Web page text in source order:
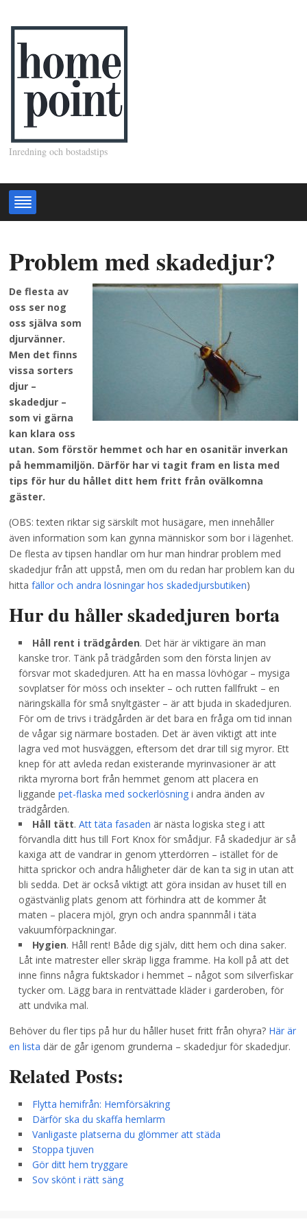
Inredning och bostadstips
Problem med skadedjur?
De flesta av
oss ser nog
oss själva som
djurvänner.
Men det finns
vissa sorters
djur –
skadedjur –
som vi gärna
kan klara oss
utan. Som förstör hemmet och har en osanitär inverkan
på hemmamiljön. Därför har vi tagit fram en lista med
tips för hur du hållet ditt hem fritt från ovälkomna
gäster.
(OBS: texten riktar sig särskilt mot husägare, men innehåller
även information som kan gynna människor som bor i lägenhet.
De flesta av tipsen handlar om hur man hindrar problem med
skadedjur från att uppstå, men om du redan har problem kan du
hittafällor och andra lösningar hos skadedjursbutiken)
Hur du håller skadedjuren borta
Håll rent i trädgården. Det här är viktigare än man
kanske tror. Tänk på trädgården som den första linjen av
försvar mot skadedjuren. Att ha en massa lövhögar – mysiga
sovplatser för möss och insekter – och rutten fallfrukt – en
näringskälla för små snyltgäster – är att bjuda in skadedjuren.
För om de trivs i trädgården är det bara en fråga om tid innan
de vågar sig närmare bostaden. Det är även viktigt att inte
lagra ved mot husväggen, eftersom det drar till sig myror. Ett
knep för att avleda redan existerande myrinvasioner är att
rikta myrorna bort från hemmet genom att placera en
liggandepet-flaska med sockerlösning i andra änden av
trädgården.
Håll tätt.Att täta fasaden är nästa logiska steg i att
förvandla ditt hus till Fort Knox för smådjur. Få skadedjur är så
kaxiga att de vandrar in genom ytterdörren – istället för de
hitta sprickor och andra håligheter där de kan ta sig in utan att
bli sedda. Det är också viktigt att göra insidan av huset till en
ogästvänlig plats genom att förhindra att de kommer åt
maten – placera mjöl, gryn och andra spannmål i täta
vakuumförpackningar.
Hygien. Håll rent! Både dig själv, ditt hem och dina saker.
Låt inte matrester eller skräp ligga framme. Ha koll på att det
inne finns några fuktskador i hemmet – något som silverfiskar
tycker om. Lägg bara in rentvättade kläder i garderoben, för
att undvika mal.
Behöver du fler tips på hur du håller huset fritt från ohyra? Här är
en lista där de går igenom grunderna – skadedjur för skadedjur.
Related Posts:
Flytta hemifrån: Hemförsäkring
Därför ska du skaffa hemlarm
Vanligaste platserna du glömmer att städa
Stoppa tjuven
Gör ditt hem tryggare
Sov skönt i rätt säng